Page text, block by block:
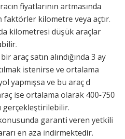
fiyatlarının artmasında
kilometre veya açtır.
kilometresi düşük araçlar
araç satın alındığında 3 ay
istenirse ve ortalama
yapmışsa ve bu araç d
ise ortalama olarak 400-750
gerçekleştirilebilir.
garanti veren yetkili
en aza indirmektedir.